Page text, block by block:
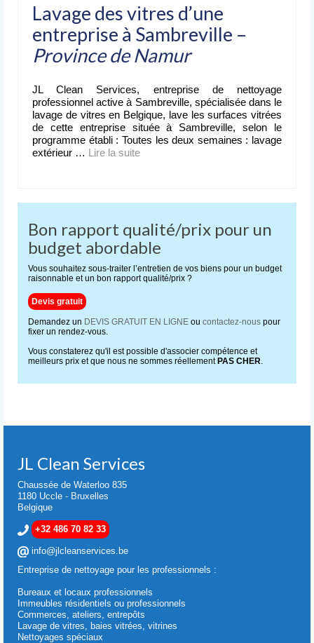
Lavage des vitres d’une
entreprise à Sambreville –
Province de Namur
JL Clean Services, entreprise de nettoyage
professionnel active à Sambreville, spécialisée dans le
lavage de vitres en Belgique, lave les surfaces vitrées
de cette entreprise située à Sambreville, selon le
programme établi : Toutes les deux semaines : lavage
extérieur … Lire la suite­­
Bon rapport qualité/prix pour un
budget abordable
Vous souhaitez sous-traiter l’entretien de vos biens pour un budget
raisonnable et un bon rapport qualité/prix ?
Devis gratuit
Demandez un DEVIS GRATUIT EN LIGNE ou contactez-nous pour
fixer un rendez-vous.
Vous constaterez qu'il est possible d'associer compétence et
meilleurs prix et que nous ne sommes réellement PAS CHER.
JL Clean Services
Chaussée de Waterloo 835
1180 Uccle - Bruxelles
Belgique
+32 486 70 82 33
info@jlcleanservices.be
Entreprise de nettoyage pour les professionnels :
Bureaux et locaux professionnels
Immeubles résidentiels ou professionnels
Commerces, ateliers, entrepôts
Lavage de vitres, baies vitrées, vitrines
Nettoyages spéciaux